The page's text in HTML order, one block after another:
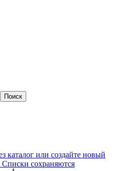
каталог или создайте новый
Списки сохраняются